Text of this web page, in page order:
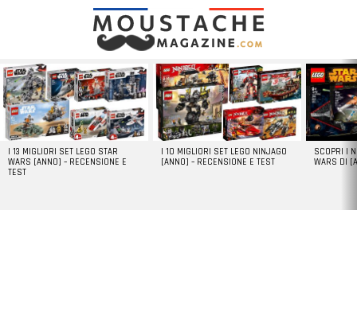
LATEST
STORIES
I 13 MIGLIORI SET LEGO STAR
WARS [ANNO] – RECENSIONE E
TEST
I 10 MIGLIORI SET LEGO NINJAGO
[ANNO] – RECENSIONE E TEST
SCOPRI I
WARS DI